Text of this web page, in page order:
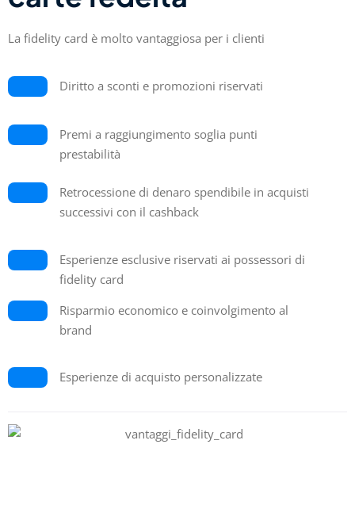
La fidelity card è molto vantaggiosa per i clienti
Diritto a sconti e promozioni riservati
Premi a raggiungimento soglia punti
prestabilità
Retrocessione di denaro spendibile in acquisti
successivi con il cashback
Esperienze esclusive riservati ai possessori di
fidelity card
Risparmio economico e coinvolgimento al
brand
Esperienze di acquisto personalizzate